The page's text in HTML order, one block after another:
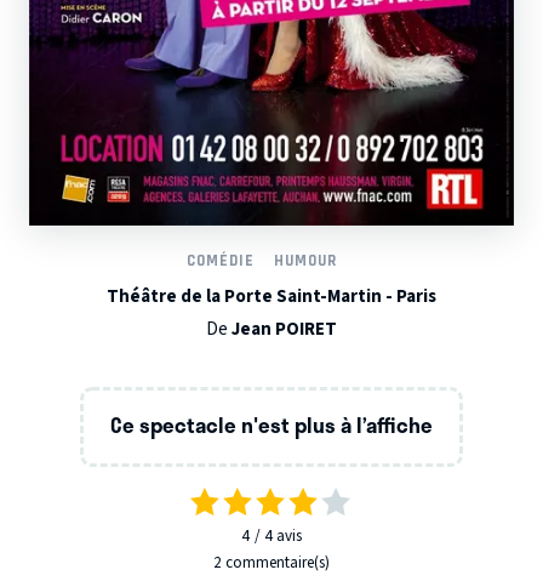
COMÉDIE HUMOUR
Théâtre de la Porte Saint-Martin - Paris
DeJean POIRET
Ce spectacle n'est plus à l’affiche
4 4avis
2 commentaire(s)